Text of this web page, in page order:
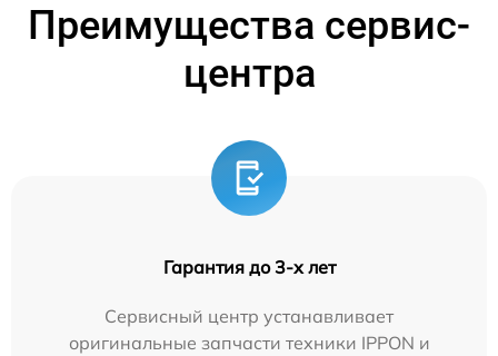
Преимущества сервис-
центра
Гарантия до 3-х лет
Сервисный центр устанавливает
оригинальные запчасти техники IPPON и